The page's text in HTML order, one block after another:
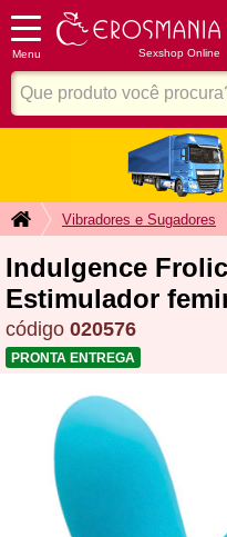
Menu Sexshop Online
Vibradores e Sugadores
Indulgence
Estimulador
código 020576
PRONTA ENTREGA